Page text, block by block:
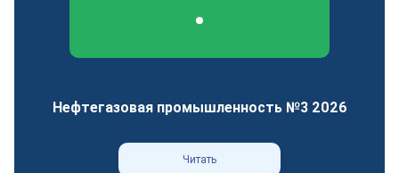
Нефтегазовая промышленность №3 2026
Читать